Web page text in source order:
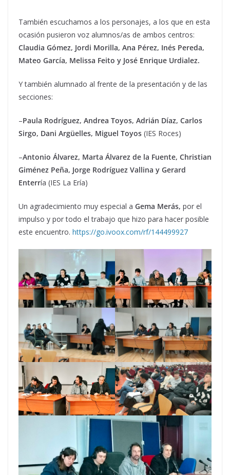
También escuchamos a los personajes, a los que en esta
ocasión pusieron voz alumnos/as de ambos centros:
Claudia Gómez, Jordi Morilla, Ana Pérez, Inés Pereda,
Mateo García, Melissa Feito y José Enrique Urdialez.
Y también alumnado al frente de la presentación y de las
secciones:
–Paula Rodríguez, Andrea Toyos, Adrián Díaz, Carlos
Sirgo, Dani Argüelles, Miguel Toyos (IES Roces)
–Antonio Álvarez, Marta Álvarez de la Fuente, Christian
Giménez Peña, Jorge Rodríguez Vallina y Gerard
Enterría (IES La Ería)
Un agradecimiento muy especial a Gema Merás, por el
impulso y por todo el trabajo que hizo para hacer posible
este encuentro. https://go.ivoox.com/rf/144499927